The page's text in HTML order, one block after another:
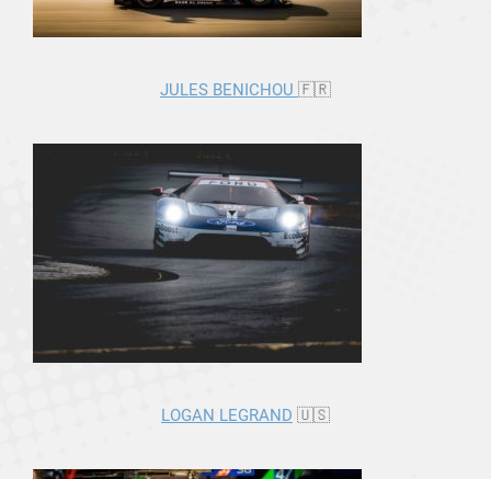
JULES BENICHOU 🇫🇷
LOGAN LEGRAND 🇺🇸